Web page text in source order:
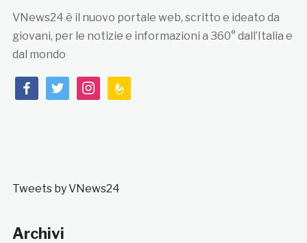
VNews24 è il nuovo portale web, scritto e ideato da
giovani, per le notizie e informazioni a 360° dall’Italia e
dal mondo
facebooktwitterinstagramfeedburner
Tweets by VNews24
Archivi